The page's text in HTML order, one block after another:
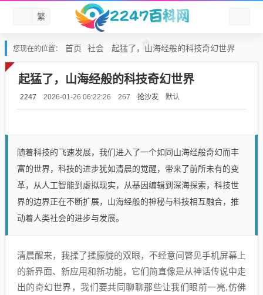
繁
您现在的位置： 首页 社会 起猛了，山海经般的科技奇幻世界
起猛了，山海经般的科技奇幻世界
2247 2026-01-26 06:22:26 267 抢沙发 默认
随着科技的飞速发展，我们进入了一个如同山海经般奇幻而丰
富的世界，科技的进步犹如清晨的觉醒，带来了前所未有的变
革，从人工智能到虚拟现实，从基因编辑到深海探索，科技世
界的边界正在不断扩展，山海经般的神秘与科技相互融合，推
动着人类社会的进步与发展。
清晨醒来，我揉了揉朦胧的双眼，不经意间瞥见手机屏幕上
的新界面、新应用和新功能，它们简直像是从神话传说中走
出的奇幻世界，我们要共同聊聊那些让我们眼前一亮,仿佛